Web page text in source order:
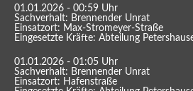
01.01.2026 - 00:59 Uhr
Sachverhalt: Brennender Unrat
Einsatzort: Max-Stromeyer-Straße
Eingesetzte Kräfte: Abteilung
01.01.2026 - 01:05 Uhr
Sachverhalt: Brennender Unrat
Einsatzort: Hafenstraße